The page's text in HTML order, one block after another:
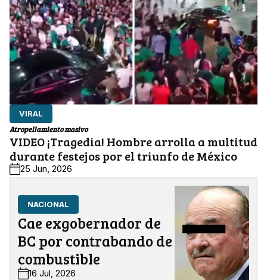
VIRAL
Atropellamiento masivo
VIDEO ¡Tragedia! Hombre arrolla a multitud
durante festejos por el triunfo de México
25 Jun, 2026
NACIONAL
Cae exgobernador de
BC por contrabando de
combustible
16 Jul, 2026